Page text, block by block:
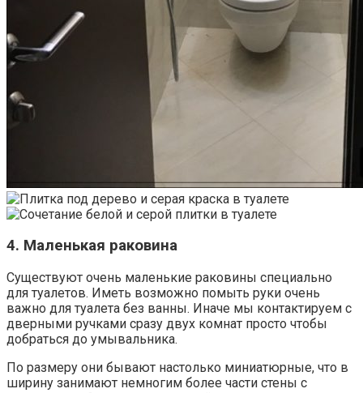
4. Маленькая раковина
Существуют очень маленькие раковины специально
для туалетов. Иметь возможно помыть руки очень
важно для туалета без ванны. Иначе мы контактируем с
дверными ручками сразу двух комнат просто чтобы
добраться до умывальника.
По размеру они бывают настолько миниатюрные, что в
ширину занимают немногим более части стены с